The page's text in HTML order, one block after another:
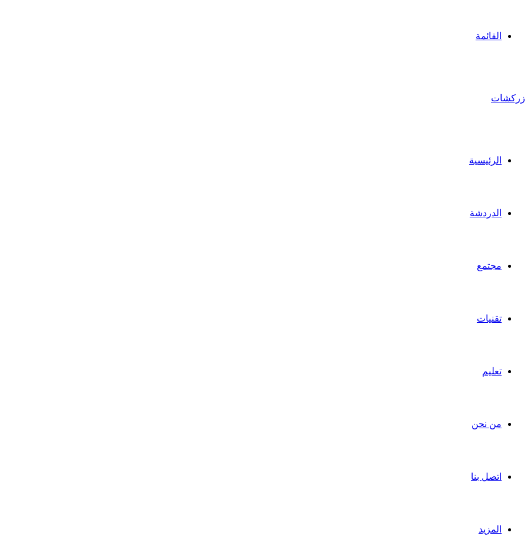
القائمة
زركشات
الرئيسية
الدردشة
مجتمع
تقنيات
تعليم
من نحن
اتصل بنا
المزيد